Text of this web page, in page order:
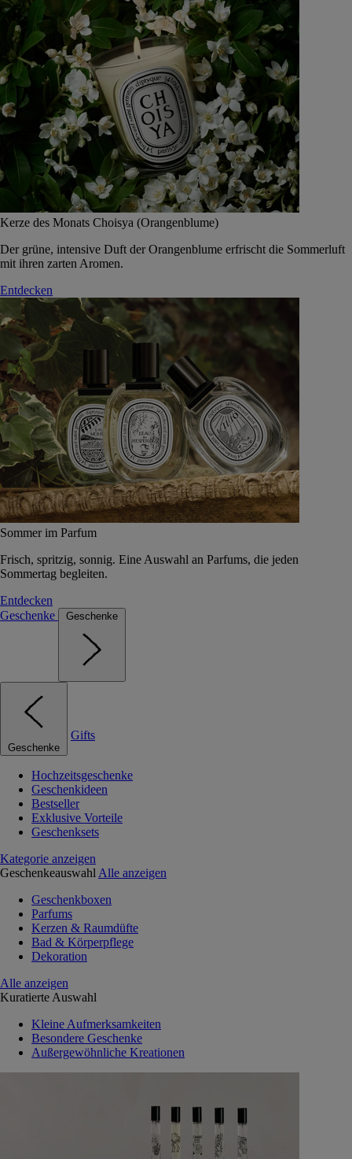
Kerze des Monats Choisya (Orangenblume)
Der grüne, intensive Duft der Orangenblume erfrischt die Sommerluft
mit ihren zarten Aromen.
Entdecken
Sommer im Parfum
Frisch, spritzig, sonnig. Eine Auswahl an Parfums, die jeden
Sommertag begleiten.
Entdecken
Geschenke
Geschenke
Geschenke
Gifts
Hochzeitsgeschenke
Geschenkideen
Bestseller
Exklusive Vorteile
Geschenksets
Kategorie anzeigen
Geschenkeauswahl Alle anzeigen
Geschenkboxen
Parfums
Kerzen & Raumdüfte
Bad & Körperpflege
Dekoration
Alle anzeigen
Kuratierte Auswahl
Kleine Aufmerksamkeiten
Besondere Geschenke
Außergewöhnliche Kreationen